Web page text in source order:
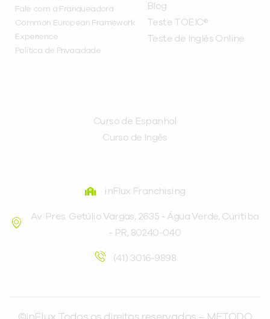
Fale com a Franqueadora
Common European Framework
Experience
Política de Privacidade
Blog
Teste TOEIC®
Teste de Inglês Online
Curso de Espanhol
Curso de Ingês
inFlux Franchising
Av. Pres. Getúlio Vargas, 2635 - Água Verde, Curitiba
- PR, 80240-040
(41) 3016-9898